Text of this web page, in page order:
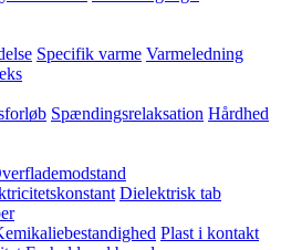
Specifik varme Varmeledning
Spændingsrelaksation Hårdhed
Dielektrisk tab
Plast i kontakt